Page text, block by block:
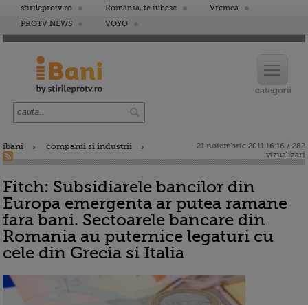
stirileprotv.ro Romania, te iubesc
Vremea
PROTV NEWS
VOYO
ibani companii si industrii
21 noiembrie 2011 16:16 / 282
vizualizari
Fitch: Subsidiarele bancilor din
Europa emergenta ar putea ramane
fara bani. Sectoarele bancare din
Romania au puternice legaturi cu
cele din Grecia si Italia